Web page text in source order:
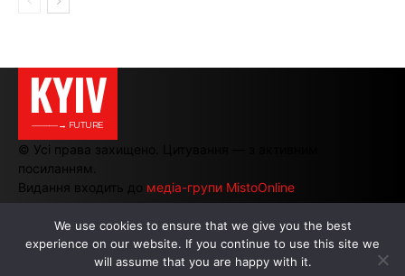
KYIV
———→ FUTURE
© Усі права захищено. Цитування — з активним
посиланням.
Видання входить до медіа-групи MistoOnline
АВТОРИ | РЕКЛАМА НА САЙТІ
We use cookies to ensure that we give you the best
experience on our website. If you continue to use this site we
will assume that you are happy with it.